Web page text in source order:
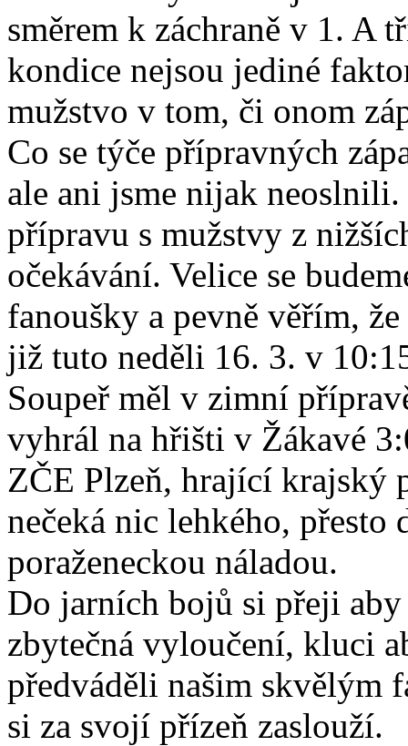
směrem k záchraně v 1. A
kondice nejsou jediné
mužstvo v tom, či onom
Co se týče přípravných
ale ani jsme nijak
přípravu s mužstvy z
očekávání. Velice se
fanoušky a pevně věřím,
již tuto neděli 16. 3. v
Soupeř měl v zimní
vyhrál na hřišti v Žákavé
ZČE Plzeň, hrající krajský
nečeká nic lehkého,
poraženeckou náladou.
Do jarních bojů si přeji
zbytečná vyloučení, kluci
předváděli našim skvělým
si za svojí přízeň zaslouží.